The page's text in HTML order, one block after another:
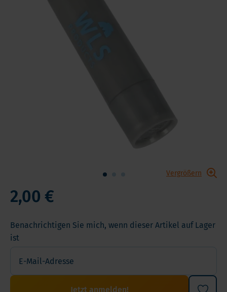
Vergrößern
2,00 €
Benachrichtigen Sie mich, wenn dieser Artikel auf Lager
ist
Jetzt anmelden!